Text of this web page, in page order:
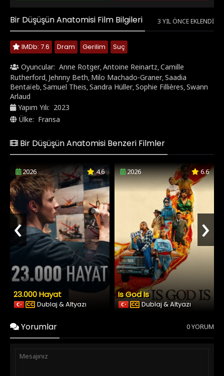
Bir Düşüşün Anatomisi Film Bilgileri 3 YIL ÖNCE EKLENDI
IMDb: 7.6 Dram Gerilim Suç
Oyuncular: Anne Rotger,Antoine Reinartz,Camille
Rutherford, Jehnny Beth, Milo Machado-Graner,Saadia
Bentaïeb,Samuel Theis,Sandra Hüller,Sophie Fillières,Swann
Arlaud
Yapım Yılı: 2023
Ülke: Fransa
Bir Düşüşün Anatomisi Benzeri Filmler
2026 4.6
23.000 Hayat
Dublaj & Altyazı
2026 6.6
Is God Is
Dublaj & Altyazı
‹ ›
Yorumlar 0 YORUM